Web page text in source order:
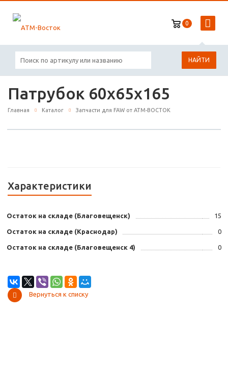
0
НАЙТИ
Патрубок 60x65x165
Главная Каталог Запчасти для FAW от АТМ-ВОСТОК
Характеристики
Остаток на складе (Благовещенск) 15
Остаток на складе (Краснодар) 0
Остаток на складе (Благовещенск 4) 0
Вернуться к списку